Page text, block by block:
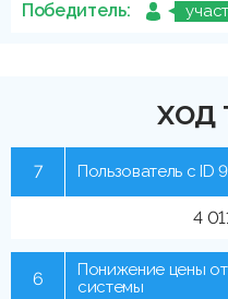
Победитель:
ХОД
7 Пользователь с ID
4
6
Понижение цены от
системы